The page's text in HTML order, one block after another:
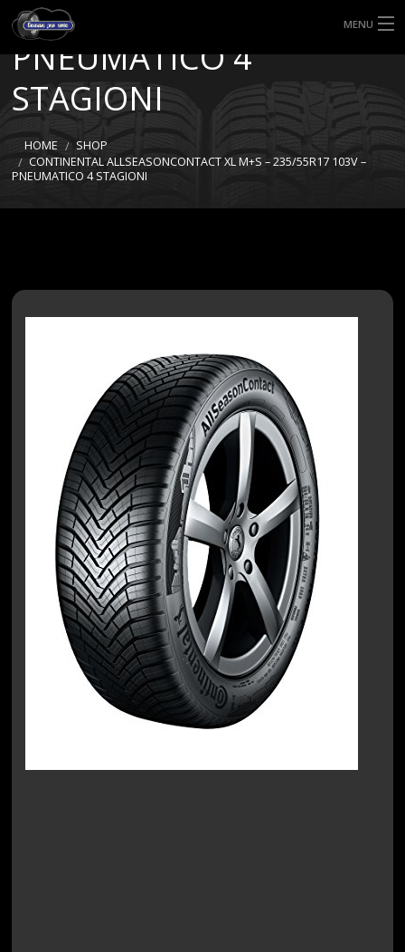
MENU
HOME
TIPI DI GOMME
MISURE GOMME
M+S – 235/55R17 103V –
PNEUMATICO 4
STAGIONI
HOME
SHOP
CONTINENTAL ALLSEASONCONTACT XL M+S – 235/55R17 103V –
PNEUMATICO 4 STAGIONI